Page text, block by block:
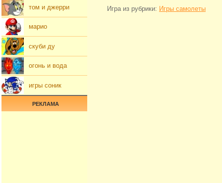
Игра из рубрики: Игры самолеты
том и джерри
марио
скуби ду
огонь и вода
игры соник
РЕКЛАМА